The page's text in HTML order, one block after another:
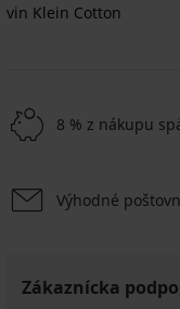
Klein Cotton
Bambusové
Bambusové
Bambusové
boxerky
Výpredaj -50%
LIMITED -30%
2PACK
Bavlnené
LIMITED Výpredaj -
Bambusové
boxerky
3PACK
Boxerky
8 % z nákupu
Výhodné
Zákaznícka